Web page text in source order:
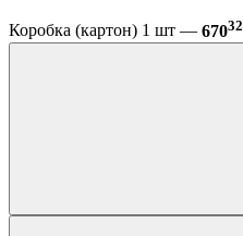
Коробка (картон) 1 шт — 67032